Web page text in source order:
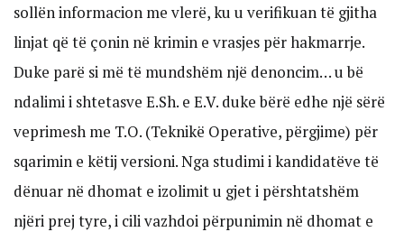
sollën informacion me vlerë, ku u verifikuan të gjitha
linjat që të çonin në krimin e vrasjes për hakmarrje.
Duke parë si më të mundshëm një denoncim… u bë
ndalimi i shtetasve E.Sh. e E.V. duke bërë edhe një sërë
veprimesh me T.O. (Teknikë Operative, përgjime) për
sqarimin e këtij versioni. Nga studimi i kandidatëve të
dënuar në dhomat e izolimit u gjet i përshtatshëm
njëri prej tyre, i cili vazhdoi përpunimin në dhomat e